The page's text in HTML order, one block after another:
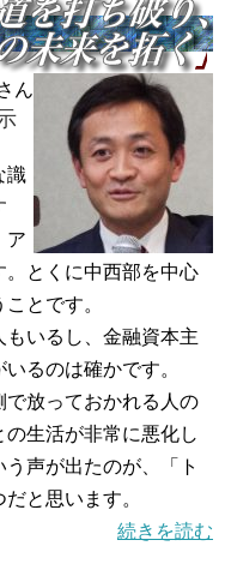
ん
識
ア
。とくに中西部を中心
とです。
いるし、金融資本主
るのは確かです。
放っておかれる人の
生活が非常に悪化し
声が出たのが、「ト
と思います。
続きを読む